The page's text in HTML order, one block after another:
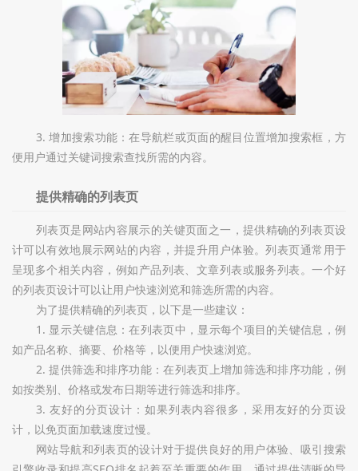
3. 增加搜索功能：在导航栏或页面的醒目位置增加搜索框，方
便用户通过关键词搜索查找所需的内容。
提供精确的列表页
列表页是网站内容展示的关键页面之一，提供精确的列表页设
计可以有效地展示网站的内容，并提升用户体验。列表页通常用于
呈现多个相关内容，例如产品列表、文章列表或服务列表。一个好
的列表页设计可以让用户快速浏览和筛选所需的内容。
为了提供精确的列表页，以下是一些建议：
1. 显示关键信息：在列表页中，显示每个项目的关键信息，例
如产品名称、摘要、价格等，以便用户快速浏览。
2. 提供筛选和排序功能：在列表页上增加筛选和排序功能，例
如按类别、价格或发布日期等进行筛选和排序。
3. 友好的分页设计：如果列表内容很多，采用友好的分页设
计，以免页面加载速度过慢。
网站导航和列表页的设计对于提供良好的用户体验、吸引搜索